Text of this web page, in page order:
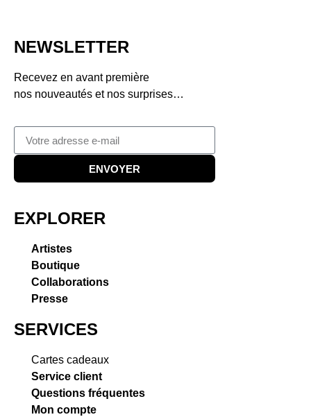
NEWSLETTER
Recevez en avant première
nos nouveautés et nos surprises…
ENVOYER
EXPLORER
Artistes
Boutique
Collaborations
Presse
SERVICES
Cartes cadeaux
Service client
Questions fréquentes
Mon compte